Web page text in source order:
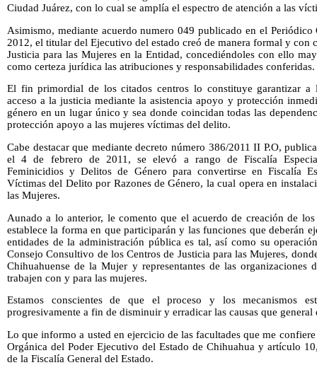
Ciudad Juárez, con lo cual se amplía el espectro de atención a las
Asimismo, mediante acuerdo numero 049 publicado en el
2012, el titular del Ejecutivo del estado creó de manera formal y con
Justicia para las Mujeres en la Entidad, concediéndoles con ello
como certeza jurídica las atribuciones y responsabilidades conferidas.
El fin primordial de los citados centros lo constituye garantizar a
acceso a la justicia mediante la asistencia apoyo y protección
género en un lugar único y sea donde coincidan todas las
protección apoyo a las mujeres víctimas del delito.
Cabe destacar que mediante decreto número 386/2011 II P.O,
el 4 de febrero de 2011, se elevó a rango de Fiscalía
Feminicidios y Delitos de Género para convertirse en Fiscalía
Víctimas del Delito por Razones de Género, la cual opera en
las Mujeres.
Aunado a lo anterior, le comento que el acuerdo de creación de
establece la forma en que participarán y las funciones que deberán
entidades de la administración pública es tal, así como su
Consejo Consultivo de los Centros de Justicia para las Mujeres,
Chihuahuense de la Mujer y representantes de las
trabajen con y para las mujeres.
Estamos conscientes de que el proceso y los mecanismos
progresivamente a fin de disminuir y erradicar las causas que
Lo que informo a usted en ejercicio de las facultades que me
Orgánica del Poder Ejecutivo del Estado de Chihuahua y artículo
de la Fiscalía General del Estado.